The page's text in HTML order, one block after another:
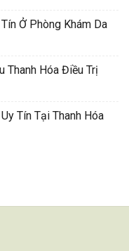
Ở Phòng Khám Da
Thanh Hóa Điều Trị
Tín Tại Thanh Hóa